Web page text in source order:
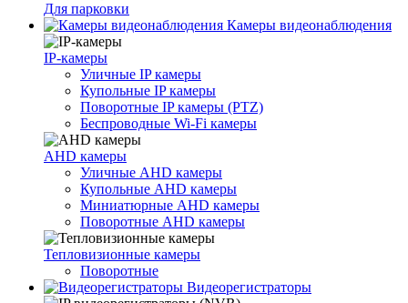
Для парковки
Камеры видеонаблюдения
IP-камеры
Уличные IP камеры
Купольные IP камеры
Поворотные IP камеры (PTZ)
Беспроводные Wi-Fi камеры
AHD камеры
Уличные AHD камеры
Купольные AHD камеры
Миниатюрные AHD камеры
Поворотные AHD камеры
Тепловизионные камеры
Поворотные
Видеорегистраторы